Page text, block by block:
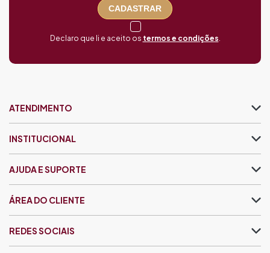
CADASTRAR
Declaro que li e aceito os termos e condições
ATENDIMENTO
INSTITUCIONAL
AJUDA E SUPORTE
ÁREA DO CLIENTE
REDES SOCIAIS